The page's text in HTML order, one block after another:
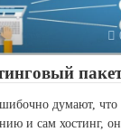
думают, что
и сам хостинг, он